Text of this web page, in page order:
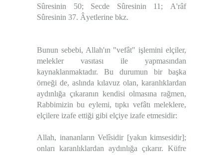
Sûresinin 50; Secde Sûresinin 11; A'râf
Sûresinin 37. Âyetlerine bkz.
Bunun sebebi, Allah'ın "vefât" işlemini elçiler,
melekler vasıtası ile yapmasından
kaynaklanmaktadır. Bu durumun bir başka
örneği de, aslında kılavuz olan, karanlıklardan
aydınlığa çıkaranın kendisi olmasına rağmen,
Rabbimizin bu eylemi, tıpkı vefâtı meleklere,
elçilere izafe ettiği gibi elçiye izafe etmesidir:
Allah, inananların Velîsidir [yakın kimsesidir];
onları karanlıklardan aydınlığa çıkarır. Küfre